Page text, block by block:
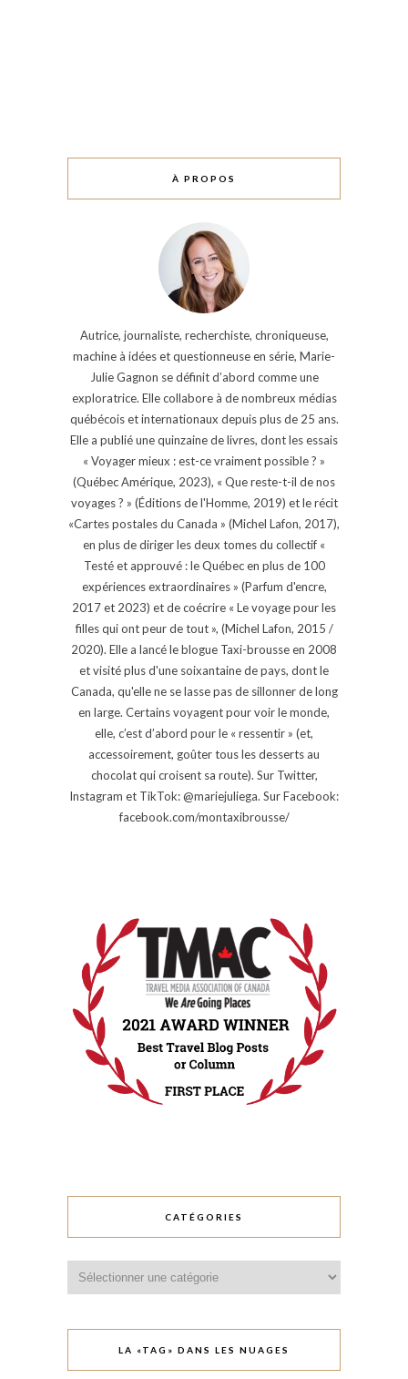
À PROPOS
Autrice, journaliste, recherchiste, chroniqueuse,
machine à idées et questionneuse en série, Marie-
Julie Gagnon se définit d’abord comme une
exploratrice. Elle collabore à de nombreux médias
québécois et internationaux depuis plus de 25 ans.
Elle a publié une quinzaine de livres, dont les essais
« Voyager mieux : est-ce vraiment possible ? »
(Québec Amérique, 2023), « Que reste-t-il de nos
voyages ? » (Éditions de l'Homme, 2019) et le récit
«Cartes postales du Canada » (Michel Lafon, 2017),
en plus de diriger les deux tomes du collectif «
Testé et approuvé : le Québec en plus de 100
expériences extraordinaires » (Parfum d'encre,
2017 et 2023) et de coécrire « Le voyage pour les
filles qui ont peur de tout », (Michel Lafon, 2015 /
2020). Elle a lancé le blogue Taxi-brousse en 2008
et visité plus d'une soixantaine de pays, dont le
Canada, qu'elle ne se lasse pas de sillonner de long
en large. Certains voyagent pour voir le monde,
elle, c’est d’abord pour le « ressentir » (et,
accessoirement, goûter tous les desserts au
chocolat qui croisent sa route). Sur Twitter,
Instagram et TikTok: @mariejuliega. Sur Facebook:
facebook.com/montaxibrousse/
CATÉGORIES
LA «TAG» DANS LES NUAGES